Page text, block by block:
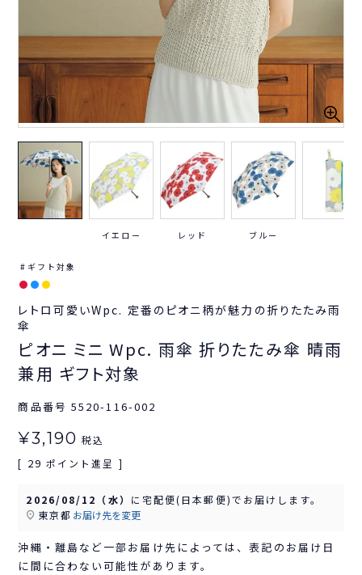
イエロー レッド ブルー
ギフト対象
レトロ可愛いWpc. 定番のピオニ柄が魅力の折りたたみ雨
傘
ピオニ ミニ Wpc. 雨傘 折りたたみ傘 晴雨
兼用 ギフト対象
商品番号 5520-116-002
¥3,190 税込
[ 29 ポイント進呈 ]
2026/08/12（水） に 宅配便(日本郵便)でお届けします。
東京都 お届け先を変更
沖縄・離島など一部お届け先によっては、表記のお届け日
に間に合わない可能性があります。